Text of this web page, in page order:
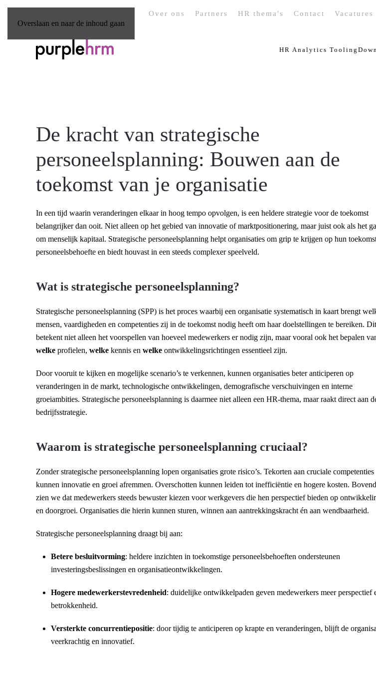
Overslaan en naar de inhoud gaan
Over ons Partners HR thema's Contact Vacatures
HR Analytics Tooling
De kracht van strategische
personeelsplanning: Bouwen aan de
toekomst van je organisatie
In een tijd waarin veranderingen elkaar in hoog tempo opvolgen, is een heldere strategie voor de toekomst
belangrijker dan ooit. Niet alleen op het gebied van innovatie of marktpositionering, maar juist ook als het
om menselijk kapitaal. Strategische personeelsplanning helpt organisaties om grip te krijgen op hun
personeelsbehoefte en biedt houvast in een steeds complexer speelveld.
Wat is strategische personeelsplanning?
Strategische personeelsplanning (SPP) is het proces waarbij een organisatie systematisch in kaart brengt
mensen, vaardigheden en competenties zij in de toekomst nodig heeft om haar doelstellingen te bereiken. Dit
betekent niet alleen het voorspellen van hoeveel medewerkers er nodig zijn, maar vooral ook het bepalen
welke profielen, welke kennis en welke ontwikkelingsrichtingen essentieel zijn.
Door vooruit te kijken en mogelijke scenario’s te verkennen, kunnen organisaties beter anticiperen op
veranderingen in de markt, technologische ontwikkelingen, demografische verschuivingen en interne
groeiambities. Strategische personeelsplanning is daarmee niet alleen een HR-thema, maar raakt direct aan
bedrijfsstrategie.
Waarom is strategische personeelsplanning cruciaal?
Zonder strategische personeelsplanning lopen organisaties grote risico’s. Tekorten aan cruciale competenties
kunnen innovatie en groei afremmen. Overschotten kunnen leiden tot inefficiëntie en hogere kosten.
zien we dat medewerkers steeds bewuster kiezen voor werkgevers die hen perspectief bieden op
en doorgroei. Organisaties die hierin kunnen sturen, winnen aan aantrekkingskracht én aan wendbaarheid.
Strategische personeelsplanning draagt bij aan:
Betere besluitvorming: heldere inzichten in toekomstige personeelsbehoeften ondersteunen
investeringsbeslissingen en organisatieontwikkelingen.
Hogere medewerkerstevredenheid: duidelijke ontwikkelpaden geven medewerkers meer perspectief
betrokkenheid.
Versterkte concurrentiepositie: door tijdig te anticiperen op krapte en veranderingen, blijft de
veerkrachtig en innovatief.